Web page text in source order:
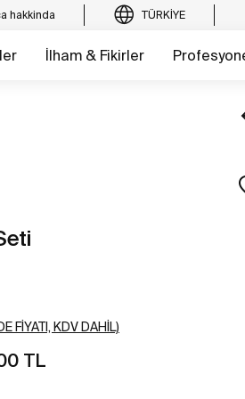
hakkinda TÜRKIYE
İlham & Fikirler
FIYATI, KDV DAHIL)
TL